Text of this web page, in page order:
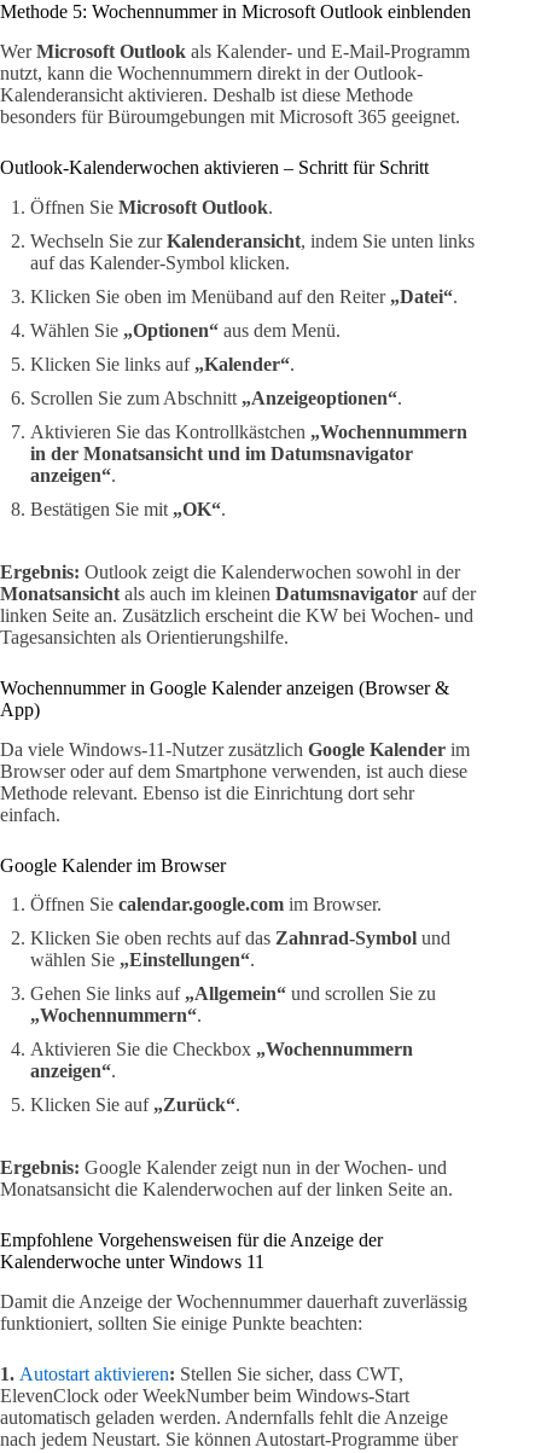
Methode 5: Wochennummer in Microsoft Outlook einblenden
WerMicrosoft Outlook als Kalender- und E-Mail-Programm
nutzt, kann die Wochennummern direkt in der Outlook-
Kalenderansicht aktivieren. Deshalb ist diese Methode
besonders für Büroumgebungen mit Microsoft 365 geeignet.
Outlook-Kalenderwochen aktivieren – Schritt für Schritt
Öffnen Sie Microsoft Outlook.
Wechseln Sie zurKalenderansicht, indem Sie unten links
auf das Kalender-Symbol klicken.
Klicken Sie oben im Menüband auf den Reiter „Datei“.
Wählen Sie „Optionen“ aus dem Menü.
Klicken Sie links auf „Kalender“.
Scrollen Sie zum Abschnitt „Anzeigeoptionen“.
Aktivieren Sie das Kontrollkästchen „Wochennummern
in der Monatsansicht und im Datumsnavigator
anzeigen“.
Bestätigen Sie mit „OK“.
Ergebnis: Outlook zeigt die Kalenderwochen sowohl in der
Monatsansicht als auch im kleinen Datumsnavigator auf der
linken Seite an. Zusätzlich erscheint die KW bei Wochen- und
Tagesansichten als Orientierungshilfe.
Wochennummer in Google Kalender anzeigen (Browser &
App)
Da viele Windows-11-Nutzer zusätzlich Google Kalender im
Browser oder auf dem Smartphone verwenden, ist auch diese
Methode relevant. Ebenso ist die Einrichtung dort sehr
einfach.
Google Kalender im Browser
Öffnen Sie calendar.google.com im Browser.
Klicken Sie oben rechts auf das Zahnrad-Symbol und
wählen Sie „Einstellungen“.
Gehen Sie links auf „Allgemein“ und scrollen Sie zu
„Wochennummern“.
Aktivieren Sie die Checkbox „Wochennummern
anzeigen“.
Klicken Sie auf „Zurück“.
Ergebnis: Google Kalender zeigt nun in der Wochen- und
Monatsansicht die Kalenderwochen auf der linken Seite an.
Empfohlene Vorgehensweisen für die Anzeige der
Kalenderwoche unter Windows 11
Damit die Anzeige der Wochennummer dauerhaft zuverlässig
funktioniert, sollten Sie einige Punkte beachten:
1. Autostart aktivieren: Stellen Sie sicher, dass CWT,
ElevenClock oder WeekNumber beim Windows-Start
automatisch geladen werden. Andernfalls fehlt die Anzeige
nach jedem Neustart. Sie können Autostart-Programme über